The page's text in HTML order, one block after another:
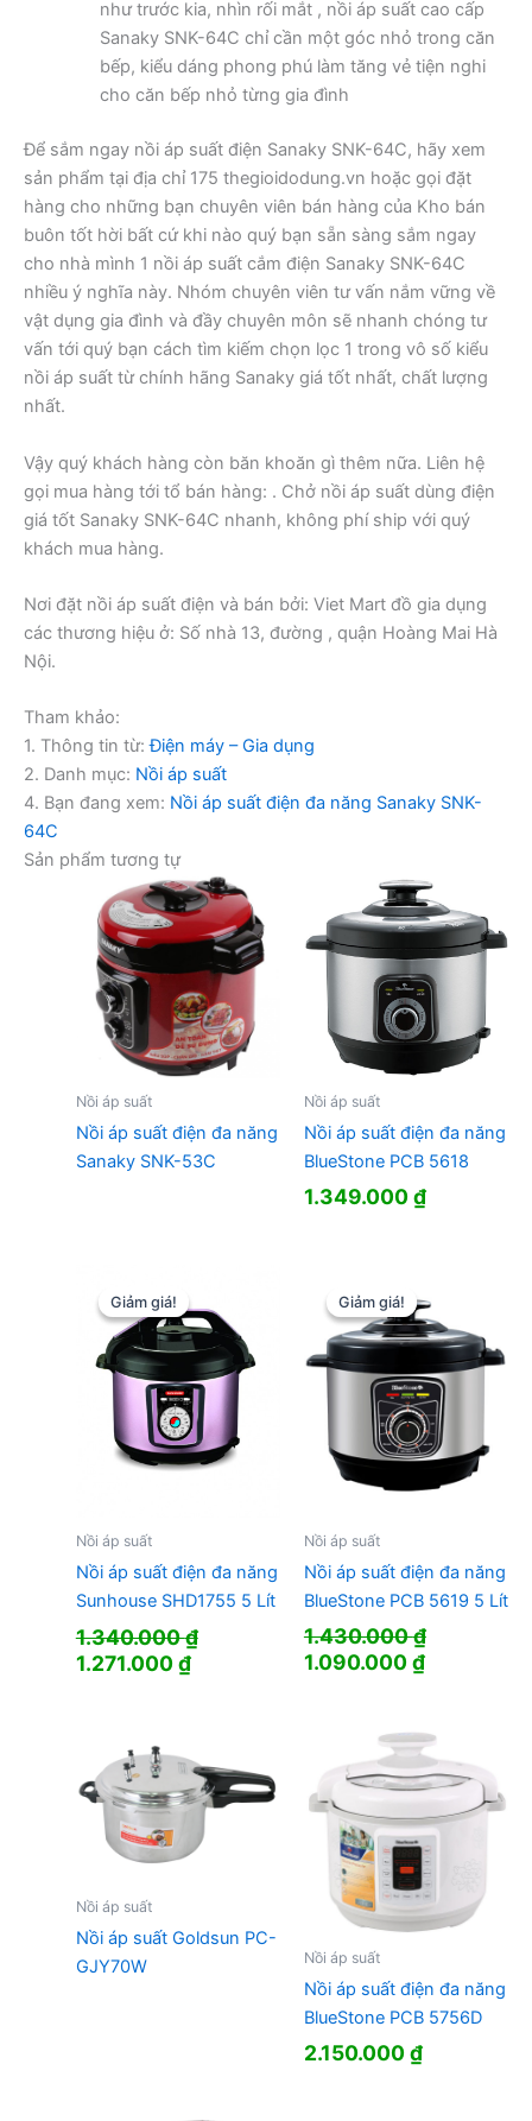
như trước kia, nhìn rối mắt , nồi áp suất cao cấp
Sanaky SNK-64C chỉ cần một góc nhỏ trong căn
bếp, kiểu dáng phong phú làm tăng vẻ tiện nghi
cho căn bếp nhỏ từng gia đình
Để sắm ngay nồi áp suất điện Sanaky SNK-64C, hãy xem
sản phẩm tại địa chỉ 175 thegioidodung.vn hoặc gọi đặt
hàng cho những bạn chuyên viên bán hàng của Kho bán
buôn tốt hời bất cứ khi nào quý bạn sẵn sàng sắm ngay
cho nhà mình 1 nồi áp suất cắm điện Sanaky SNK-64C
nhiều ý nghĩa này. Nhóm chuyên viên tư vấn nắm vững về
vật dụng gia đình và đầy chuyên môn sẽ nhanh chóng tư
vấn tới quý bạn cách tìm kiếm chọn lọc 1 trong vô số kiểu
nồi áp suất từ chính hãng Sanaky giá tốt nhất, chất lượng
nhất.
Vậy quý khách hàng còn băn khoăn gì thêm nữa. Liên hệ
gọi mua hàng tới tổ bán hàng: . Chở nồi áp suất dùng điện
giá tốt Sanaky SNK-64C nhanh, không phí ship với quý
khách mua hàng.
Nơi đặt nồi áp suất điện và bán bởi: Viet Mart đồ gia dụng
các thương hiệu ở: Số nhà 13, đường , quận Hoàng Mai Hà
Nội.
Tham khảo:
1. Thông tin từ:Điện máy – Gia dụng
2. Danh mục: Nồi áp suất
4. Bạn đang xem: Nồi áp suất điện đa năng Sanaky SNK-
64C
Sản phẩm tương tự
Nồi áp suất
Nồi áp suất điện đa năng
Sanaky SNK-53C
Nồi áp suất
Nồi áp suất điện đa năng
BlueStone PCB 5618
1.349.000₫
Giảm giá!
Giảm giá!
Nồi áp suất
Nồi áp suất điện đa năng
Sunhouse SHD1755 5 Lít
1.340.000₫
Giá
1.340.000 ₫.
1.271.000₫Giá
1.271.000 ₫.
Giảm giá!
Giảm giá!
Nồi áp suất
Nồi áp suất điện đa năng
BlueStone PCB 5619 5 Lít
1.430.000₫
Giá
1.430.000 ₫.
1.090.000₫Giá
là:
1.090.000
Nồi áp suất
Nồi áp suất Goldsun PC-
GJY70W
Nồi áp suất
Nồi áp suất điện đa năng
BlueStone PCB 5756D
2.150.000₫